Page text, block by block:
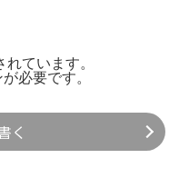
ています。
が必要です。
く